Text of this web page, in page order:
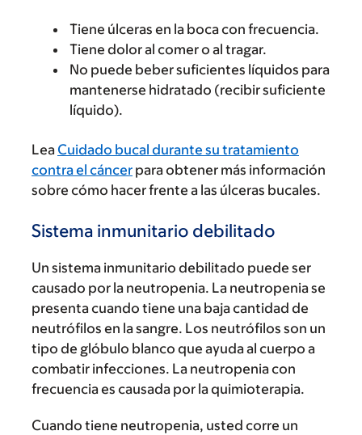
Tiene úlceras en la boca con frecuencia.
Tiene dolor al comer o al tragar.
No puede beber suficientes líquidos para
mantenerse hidratado (recibir suficiente
líquido).
Lea Cuidado bucal durante su tratamiento
contra el cáncer para obtener más información
sobre cómo hacer frente a las úlceras bucales.
Sistema inmunitario debilitado
Un sistema inmunitario debilitado puede ser
causado por la neutropenia. La neutropenia se
presenta cuando tiene una baja cantidad de
neutrófilos en la sangre. Los neutrófilos son un
tipo de glóbulo blanco que ayuda al cuerpo a
combatir infecciones. La neutropenia con
frecuencia es causada por la quimioterapia.
Cuando tiene neutropenia, usted corre un